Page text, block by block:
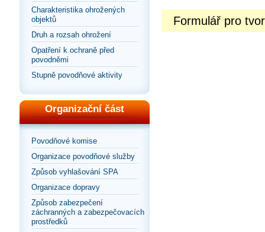
Charakteristika ohrožených
objektů
Druh a rozsah ohrožení
Opatření k ochraně před
povodněmi
Stupně povodňové aktivity
Organizační část
Povodňové komise
Organizace povodňové služby
Způsob vyhlašování SPA
Organizace dopravy
Způsob zabezpečení
záchranných a zabezpečovacích
prostředků
Formulář pro